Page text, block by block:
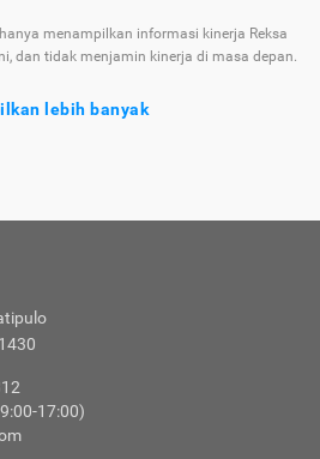
menampilkan informasi kinerja Reksa
dan tidak menjamin kinerja di masa depan.
lebih banyak
Dana di Cermati Aman?
17:00)